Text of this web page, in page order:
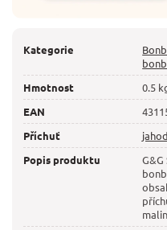
Kategorie
Hmotnost
0.5
EAN
Příchuť
Popis produktu